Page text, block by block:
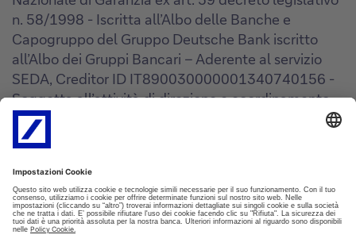
n. 58/1998 - Iscritta all’Albo delle Banche e
Capogruppo del Gruppo Deutsche Bank iscritto
all’Albo dei Gruppi Bancari – Aderente al servizio
SEDA, Creditor ID IT890030000001340740156 -
Soggetta all’attività di direzione e coordinamento
della Deutsche Bank AG - Cod. Az. 3104.7 - Iscriz.
Registro Unico degli Intermediari assicurativi e
(https://ruipubblico.ivass.it/rui-
pubblica/ng/#/home). Soggetta alla vigilanza
IVASS.